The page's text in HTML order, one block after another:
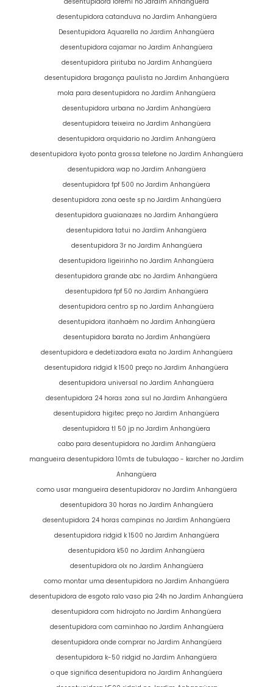
desentupidora catanduva no Jardim Anhangüera
Desentupidora Aquarella no Jardim Anhangüera
desentupidora cajamar no Jardim Anhangüera
desentupidora pirituba no Jardim Anhangüera
desentupidora bragança paulista no Jardim Anhangüera
mola para desentupidora no Jardim Anhangüera
desentupidora urbana no Jardim Anhangüera
desentupidora teixeira no Jardim Anhangüera
desentupidora orquidario no Jardim Anhangüera
desentupidora kyoto ponta grossa telefone no Jardim Anhangüera
desentupidora wap no Jardim Anhangüera
desentupidora fpf 500 no Jardim Anhangüera
desentupidora zona oeste sp no Jardim Anhangüera
desentupidora guaianazes no Jardim Anhangüera
desentupidora tatui no Jardim Anhangüera
desentupidora 3r no Jardim Anhangüera
desentupidora ligeirinho no Jardim Anhangüera
desentupidora grande abc no Jardim Anhangüera
desentupidora fpf 50 no Jardim Anhangüera
desentupidora centro sp no Jardim Anhangüera
desentupidora itanhaém no Jardim Anhangüera
desentupidora barata no Jardim Anhangüera
desentupidora e dedetizadora exata no Jardim Anhangüera
desentupidora ridgid k 1500 preço no Jardim Anhangüera
desentupidora universal no Jardim Anhangüera
desentupidora 24 horas zona sul no Jardim Anhangüera
desentupidora higitec preço no Jardim Anhangüera
desentupidora tl 50 jp no Jardim Anhangüera
cabo para desentupidora no Jardim Anhangüera
mangueira desentupidora 10mts de tubulaçao - karcher no Jardim
Anhangüera
como usar mangueira desentupidorav no Jardim Anhangüera
desentupidora 30 horas no Jardim Anhangüera
desentupidora 24 horas campinas no Jardim Anhangüera
desentupidora ridgid k 1500 no Jardim Anhangüera
desentupidora k50 no Jardim Anhangüera
desentupidora olx no Jardim Anhangüera
como montar uma desentupidora no Jardim Anhangüera
desentupidora de esgoto ralo vaso pia 24h no Jardim Anhangüera
desentupidora com hidrojato no Jardim Anhangüera
desentupidora com caminhao no Jardim Anhangüera
desentupidora onde comprar no Jardim Anhangüera
desentupidora k-50 ridgid no Jardim Anhangüera
o que significa desentupidora no Jardim Anhangüera